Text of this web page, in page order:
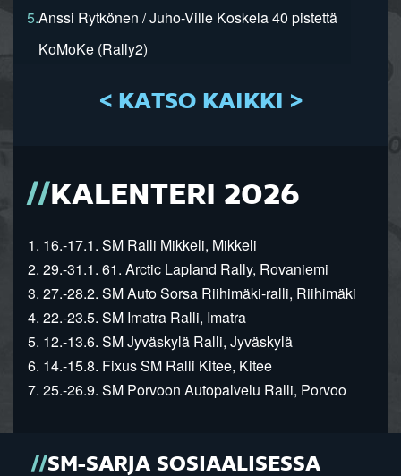
5.Anssi Rytkönen / Juho-Ville Koskela 40 pistettä
KoMoKe (Rally2)
< KATSO KAIKKI >
KALENTERI 2026
1. 16.-17.1. SM Ralli Mikkeli, Mikkeli
2. 29.-31.1. 61. Arctic Lapland Rally, Rovaniemi
3. 27.-28.2. SM Auto Sorsa Riihimäki-ralli, Riihimäki
4. 22.-23.5. SM Imatra Ralli, Imatra
5. 12.-13.6. SM Jyväskylä Ralli, Jyväskylä
6. 14.-15.8. Fixus SM Ralli Kitee, Kitee
7. 25.-26.9. SM Porvoon Autopalvelu Ralli, Porvoo
SM-SARJA SOSIAALISESSA